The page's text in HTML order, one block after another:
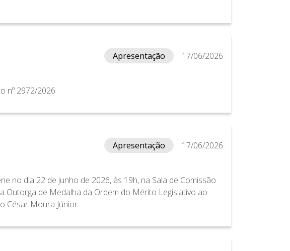
Apresentação
17/06/2026
nº 2972/2026
Apresentação
17/06/2026
no dia 22 de junho de 2026, às 19h, na Sala de Comissão
Outorga de Medalha da Ordem do Mérito Legislativo ao
César Moura Júnior.